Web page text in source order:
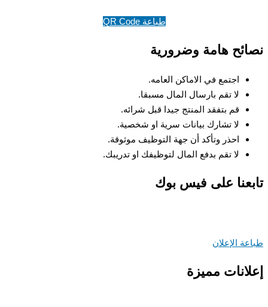
طباعة QR Code
هامة وضرورية
اجتمع في الاماكن العامه.
لا تقم بارسال المال مسبقا.
قم بتفقد المنتج جيدا قبل شرائه.
لا تشارك بيانات سرية او شخصية.
احذر وتأكد أن جهة التوظيف موثوقة.
لا تقم بدفع المال لتوظيفك او تدريبك.
على فيس بوك
الإعلان
مميزة